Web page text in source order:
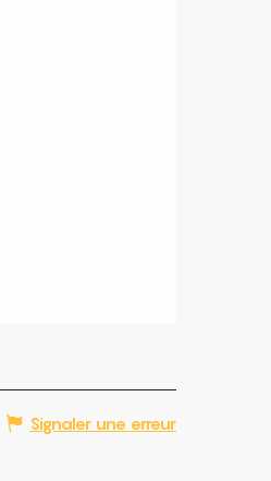
Signaler une erreur